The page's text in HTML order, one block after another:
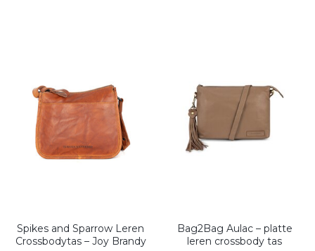
Spikes and Sparrow Leren
Crossbodytas – Joy Brandy
Bag2Bag Aulac – platte
leren crossbody tas